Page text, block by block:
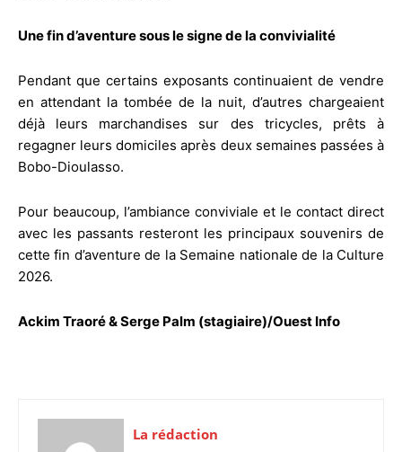
Une fin d’aventure sous le signe de la convivialité
Pendant que certains exposants continuaient de vendre
en attendant la tombée de la nuit, d’autres chargeaient
déjà leurs marchandises sur des tricycles, prêts à
regagner leurs domiciles après deux semaines passées à
Bobo-Dioulasso.
Pour beaucoup, l’ambiance conviviale et le contact direct
avec les passants resteront les principaux souvenirs de
cette fin d’aventure de la Semaine nationale de la Culture
2026.
Ackim Traoré & Serge Palm (stagiaire)/Ouest Info
La rédaction